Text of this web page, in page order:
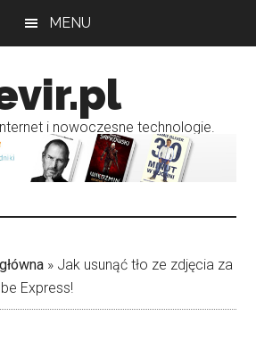
MENU
i nowoczesne technologie.
» Jak usunąć tło ze zdjęcia za
Express!